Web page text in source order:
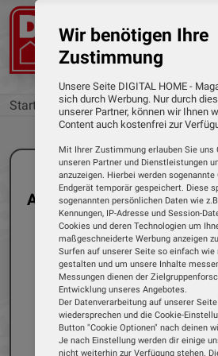
Startseite Kategorien
Alle Tests der Kategorie:
Einzeltest
24.06.2025
Sigma -
Deutschland
interessanten
Wir benötigen Ihre
Zustimmung
Unsere Seite DIGITAL HOME -
sich durch Werbung. Nur durch
unserer Partner, können wir Ihnen
Content auch kostenfrei zur
Mit Ihrer Zustimmung erlauben Sie uns
unseren Partner und Dienstleistungen
anzuzeigen. Hierbei werden
Endgerät temporär gespeichert. Diese
sogenannten persönlichen Daten wie
Kennungen, IP-Adresse und Session-
Cookies und deren Technologien um
maßgeschneiderte Werbung anzeigen
Surfen auf unserer Seite so einfach wie
gestalten und um unsere Inhalte
Messungen dienen der
Entwicklung unseres Angebotes.
Der Datenverarbeitung auf unserer
wiedersprechen und die Cookie-
Button "Cookie Optionen" nach deinen
Je nach Einstellung werden dir einige
nicht weiterhin zur Verfügung stehen.